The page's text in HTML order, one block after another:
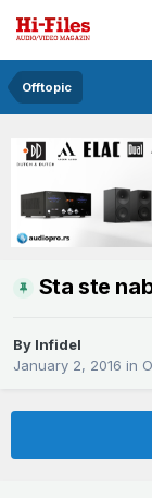
Offtopic
Sta ste
By Infidel
January 2, 2016 in